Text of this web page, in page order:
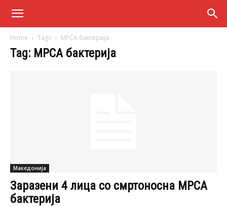
Home Tags МРСА бактерија
Tag: МРСА бактерија
Македонија
Заразени 4 лица со смртоносна МРСА
бактерија